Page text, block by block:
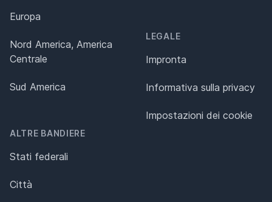
Europa
Nord America, America
Centrale
Sud America
ALTRE BANDIERE
Stati federali
Città
LEGALE
Impronta
Informativa sulla privacy
Impostazioni dei cookie